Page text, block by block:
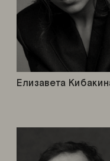
Елизавета